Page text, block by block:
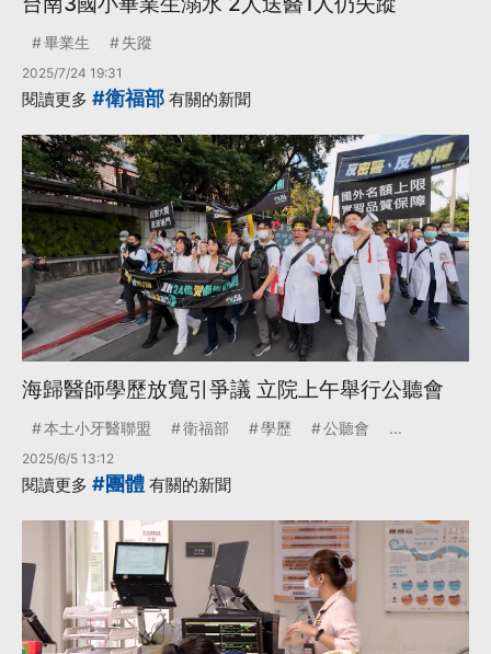
畢業生 失蹤
2025/7/24 19:31
閱讀更多 #衛福部 有關的新聞
海歸醫師學歷放寬引爭議 立院上午舉行公聽會
本土小牙醫聯盟 衛福部 學歷 公聽會 ...
2025/6/5 13:12
閱讀更多 #團體 有關的新聞